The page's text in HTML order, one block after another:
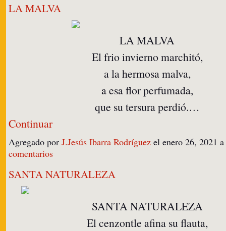
LA MALVA
LA MALVA
El frio invierno marchitó,
a la hermosa malva,
a esa flor perfumada,
que su tersura perdió.…
Continuar
Agregado por J.Jesús Ibarra Rodríguez el enero 26, 2021
comentarios
SANTA NATURALEZA
SANTA NATURALEZA
El cenzontle afina su flauta,